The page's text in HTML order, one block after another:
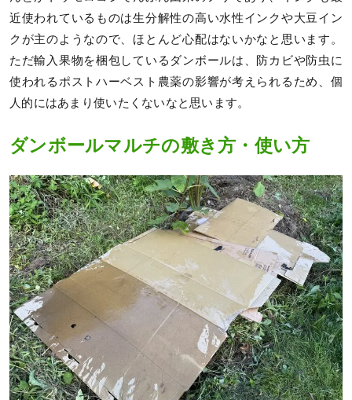
近使われているものは生分解性の高い水性インクや大豆イン
クが主のようなので、ほとんど心配はないかなと思います。
ただ輸入果物を梱包しているダンボールは、防カビや防虫に
使われるポストハーベスト農薬の影響が考えられるため、個
人的にはあまり使いたくないなと思います。
ダンボールマルチの敷き方・使い方